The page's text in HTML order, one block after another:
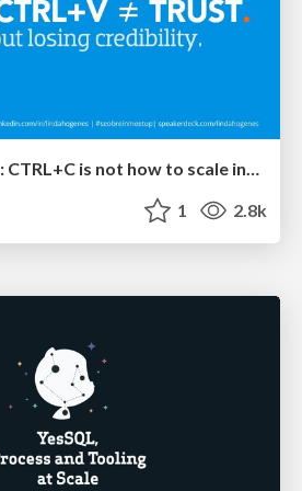
SEO Brein meetup: CTRL+C is not how to scale international SEO
1 2.8k